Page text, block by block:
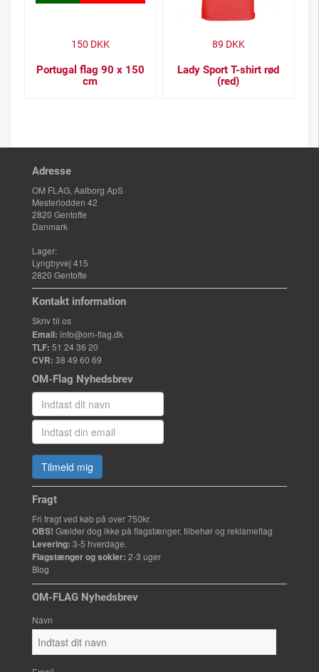
Portugal flag 90 x 150
cm
150 DKK
Lady Sport T-shirt rød
(red)
89 DKK
Adresse
OM FLAG, Aalborg ApS
Mesterlodden 42
2820 Gentofte
Danmark
Lager:
Lyngbyvej 415
2820 Gentofte
Kontakt information
Skriv til os
Email: info@om-flag.dk
TLF: 51 24 36 20
CVR: 38 49 60 69
OM-Flag Nyhedsbrev
Tilmeld mig
Fragt
Fri fragt ved køb på over 750kr.
OBS! Gælder dog ikke på flagstænger, tilbehør og reklameflag
Levering: 3-5 hverdage.
Flagstænger og sokler: 2-3 uger
Blog
OM-FLAG Nyhedsbrev
Navn